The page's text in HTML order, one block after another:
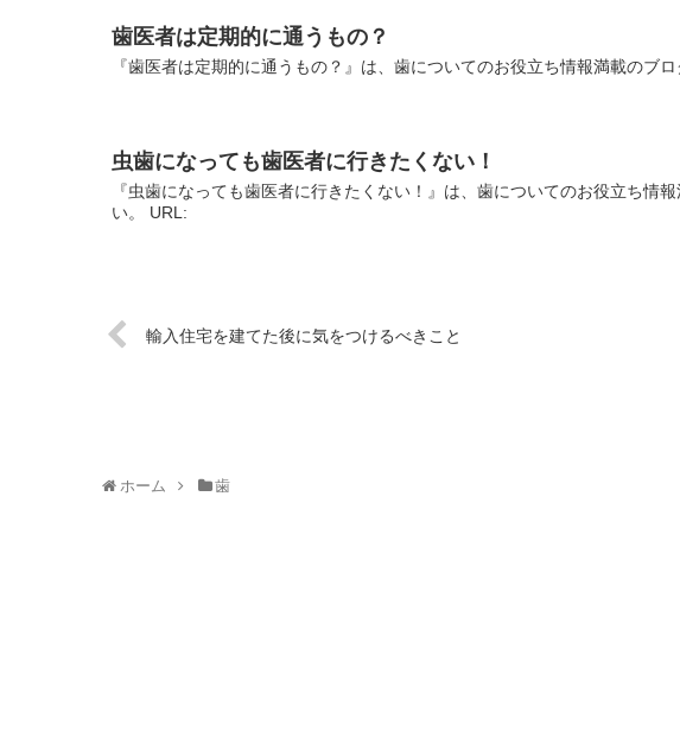
歯医者は定期的に通うもの？
『歯医者は定期的に通うもの？』は、歯についてのお役立ち情報満載のブ
虫歯になっても歯医者に行きたくない！
『虫歯になっても歯医者に行きたくない！』は、歯についてのお役立ち情
い。 URL:
輸入住宅を建てた後に気をつけるべきこと
ホーム 歯